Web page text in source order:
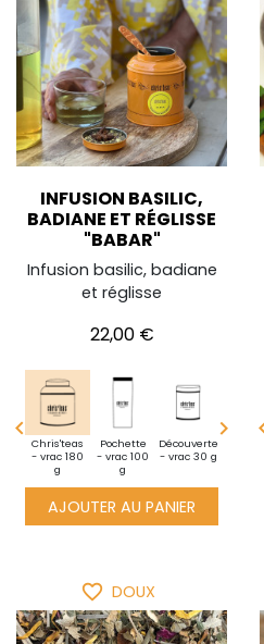
INFUSION BASILIC,
BADIANE ET RÉGLISSE
"BABAR"
Infusion basilic, badiane
et réglisse
Prix
22,00 €

Chris'teas
- vrac 180
g
Pochette
- vrac 100
g
Découverte
- vrac 30 g
1 kg

AJOUTER AU PANIER
BoiteXXL
1 kg de thé
en vrac
BoiteXXL
50 sachets
pochette -
favorite_border DOUX